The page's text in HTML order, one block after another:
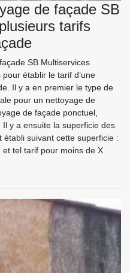
de façade SB
tarifs
SB Multiservices
établir le tarif d’une
Il y a en premier le type de
pour un nettoyage de
de façade ponctuel,
Il y a ensuite la superficie des
établi suivant cette superficie :
tel tarif pour moins de X